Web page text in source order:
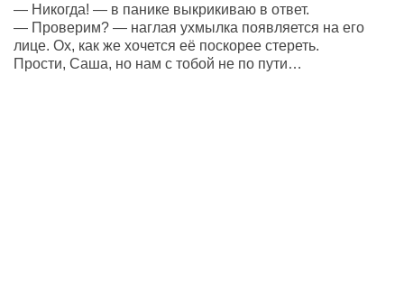
— Никогда! — в панике выкрикиваю в ответ.
— Проверим? — наглая ухмылка появляется на его
лице. Ох, как же хочется её поскорее стереть.
Прости, Саша, но нам с тобой не по пути…